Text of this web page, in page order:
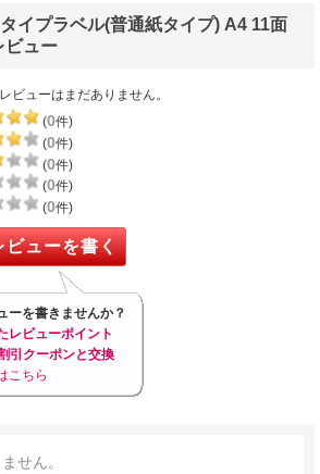
イプラベル(普通紙タイプ) A4 11面
ビュー
ビューはまだありません。
(0件)
(0件)
(0件)
(0件)
(0件)
ビューを書く
ーを書きませんか？
レビューポイント
引クーポンと交換
こちら
せん。